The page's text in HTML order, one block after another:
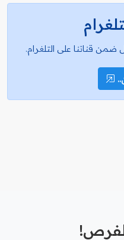
ضمن قناتنا على التلغرام.